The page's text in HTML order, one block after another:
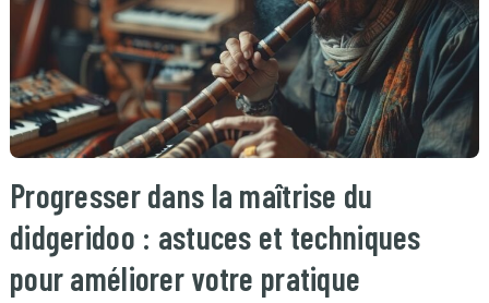
Progresser dans la maîtrise du
didgeridoo : astuces et techniques
pour améliorer votre pratique